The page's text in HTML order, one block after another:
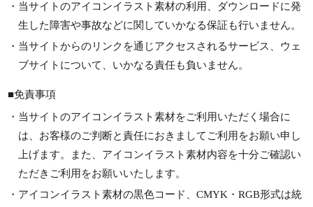
・当サイトのアイコンイラスト素材の利用、ダウンロードに発
生した障害や事故などに関していかなる保証も行いません。
・当サイトからのリンクを通じアクセスされるサービス、ウェ
ブサイトについて、いかなる責任も負いません。
■免責事項
・当サイトのアイコンイラスト素材をご利用いただく場合に
は、お客様のご判断と責任におきましてご利用をお願い申し
上げます。また、アイコンイラスト素材内容を十分ご確認い
ただきご利用をお願いいたします。
・アイコンイラスト素材の黒色コード、CMYK・RGB形式は統